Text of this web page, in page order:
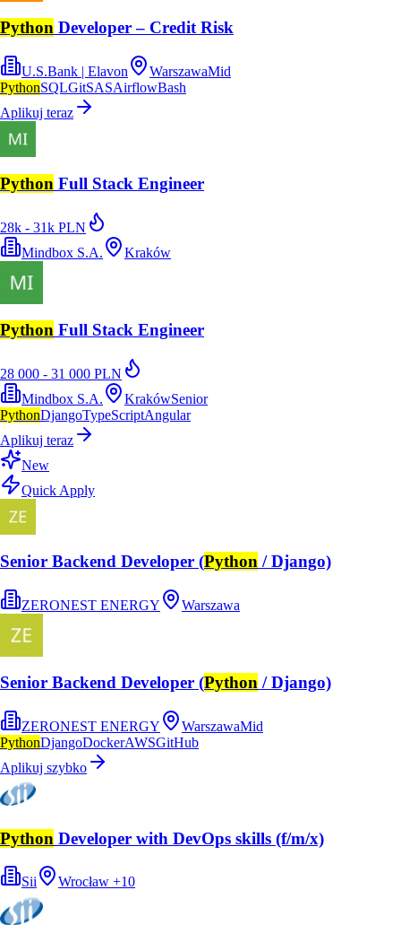
Python Developer – Credit Risk
U.S.Bank | Elavon WarszawaMid
PythonSQLGitSASAirflowBash
Aplikuj teraz
Python Full Stack Engineer
28k - 31k PLN
Mindbox S.A.
Kraków
Python Full Stack Engineer
28 000 - 31 000 PLN
Mindbox S.A.
KrakówSenior
PythonDjangoTypeScriptAngular
Aplikuj teraz
New
Quick Apply
Senior Backend Developer (Python / Django)
ZERONEST ENERGY Warszawa
Senior Backend Developer (Python / Django)
ZERONEST ENERGY WarszawaMid
PythonDjangoDockerAWSGitHub
Aplikuj szybko
Python Developer with DevOps skills (f/m/x)
Sii Wrocław +10